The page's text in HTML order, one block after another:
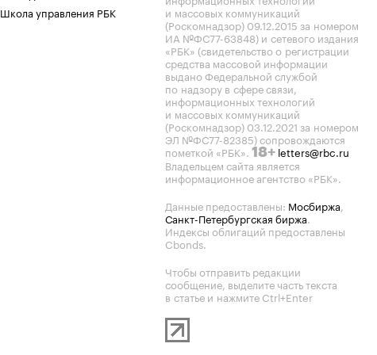
Школа управления РБК
и массовых коммуникаций
(Роскомнадзор) 09.12.2015 за номером
ИА №ФС77-63848) и сетевого издания
«РБК» (свидетельство о регистрации
средства массовой информации
выдано Федеральной службой
по надзору в сфере связи,
информационных технологий
и массовых коммуникаций
(Роскомнадзор) 03.12.2021 за номером
ЭЛ №ФС77-82385) сопровождаются
пометкой «РБК». 18+ letters@rbc.ru
Владельцем сайта является
информационное агентство «РБК».
Данные предоставлены: Мосбиржа,
Санкт-Петербургская биржа.
Индексы облигаций предоставлены
Cbonds.
Чтобы отправить редакции
сообщение, выделите часть текста
в статье и нажмите Ctrl+Enter